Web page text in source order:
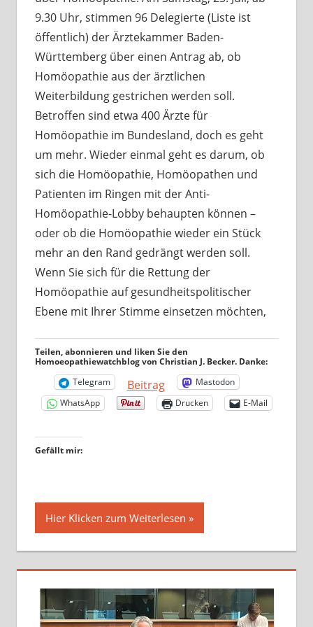
9.30 Uhr, stimmen 96 Delegierte (Liste ist
öffentlich) der Ärztekammer Baden-
Württemberg über einen Antrag ab, ob
Homöopathie aus der ärztlichen
Weiterbildung gestrichen werden soll.
Betroffen sind etwa 400 Ärzte für
Homöopathie im Bundesland, doch es geht
um mehr. Wieder einmal geht es darum, ob
sich die Homöopathie, Homöopathen und
Patienten im Ringen mit der Anti-
Homöopathie-Lobby behaupten können –
oder ob die Homöopathie wieder ein Stück
mehr an den Rand gedrängt werden soll.
Wenn Sie sich für die Rettung der
Homöopathie auf gesundheitspolitischer
Ebene mit Ihrer Stimme einsetzen möchten,
Teilen, abonnieren und liken Sie den
Homoeopathiewatchblog von Christian J. Becker. Danke:
Telegram
Beitrag
Mastodon
WhatsApp
Drucken E-Mail
Gefällt mir:
Hier Klicken zum Weiterlesen